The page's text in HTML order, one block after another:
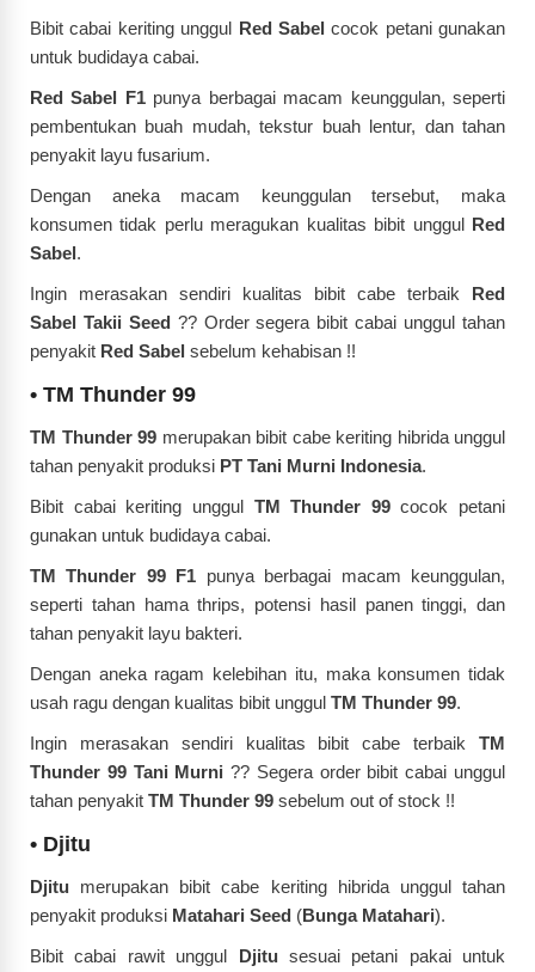
Bibit cabai keriting unggul Red Sabel cocok petani gunakan
untuk budidaya cabai.
Red Sabel F1punya berbagai macam keunggulan, seperti
pembentukan buah mudah, tekstur buah lentur, dan tahan
penyakit layu fusarium.
Dengan aneka macam keunggulan tersebut, maka
konsumen tidak perlu meragukan kualitas bibit unggul Red
Sabel.
Ingin merasakan sendiri kualitas bibit cabe terbaik Red
Sabel Takii Seed?? Order segera bibit cabai unggul tahan
penyakit Red Sabel sebelum kehabisan !!
• TM Thunder 99
TM Thunder 99 merupakan bibit cabe keriting hibrida unggul
tahan penyakit produksi PT Tani Murni Indonesia.
Bibit cabai keriting unggul TM Thunder 99cocok petani
gunakan untuk budidaya cabai.
TM Thunder 99 F1 punya berbagai macam keunggulan,
seperti tahan hama thrips, potensi hasil panen tinggi, dan
tahan penyakit layu bakteri.
Dengan aneka ragam kelebihan itu, maka konsumen tidak
usah ragu dengan kualitas bibit unggul TM Thunder 99.
Ingin merasakan sendiri kualitas bibit cabe terbaik TM
Thunder 99 Tani Murni ?? Segera order bibit cabai unggul
tahan penyakit TM Thunder 99 sebelum out of stock !!
• Djitu
Djitu merupakan bibit cabe keriting hibrida unggul tahan
penyakit produksi Matahari Seed (Bunga Matahari).
Bibit cabai rawit unggul Djitusesuai petani pakai untuk